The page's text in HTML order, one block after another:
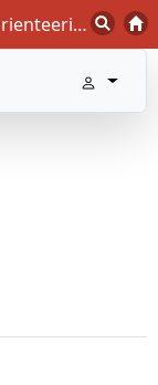
Profilo per Pädi Bryner - Swiss-Orienteering Forum